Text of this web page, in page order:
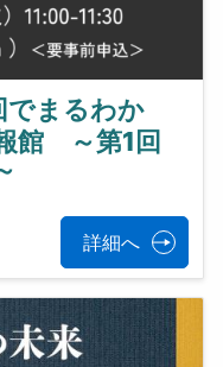
でまるわか
館 ～第1回
詳細へ